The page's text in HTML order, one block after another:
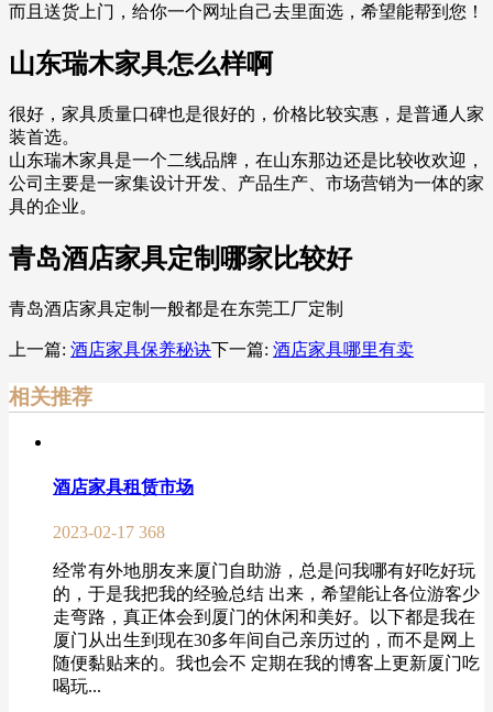
而且送货上门，给你一个网址自己去里面选，希望能帮到您！
山东瑞木家具怎么样啊
很好，家具质量口碑也是很好的，价格比较实惠，是普通人家
装首选。
山东瑞木家具是一个二线品牌，在山东那边还是比较收欢迎，
公司主要是一家集设计开发、产品生产、市场营销为一体的家
具的企业。
青岛酒店家具定制哪家比较好
青岛酒店家具定制一般都是在东莞工厂定制
上一篇: 酒店家具保养秘诀下一篇: 酒店家具哪里有卖
相关推荐
酒店家具租赁市场
2023-02-17 368
经常有外地朋友来厦门自助游，总是问我哪有好吃好玩
的，于是我把我的经验总结 出来，希望能让各位游客少
走弯路，真正体会到厦门的休闲和美好。以下都是我在
厦门从出生到现在30多年间自己亲历过的，而不是网上
随便黏贴来的。我也会不 定期在我的博客上更新厦门吃
喝玩...